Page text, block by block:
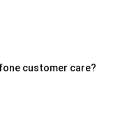
customer care?